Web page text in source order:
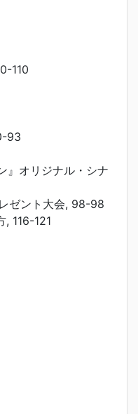
110
93
』オリジナル・シナ
ゼント大会, 98-98
, 116-121